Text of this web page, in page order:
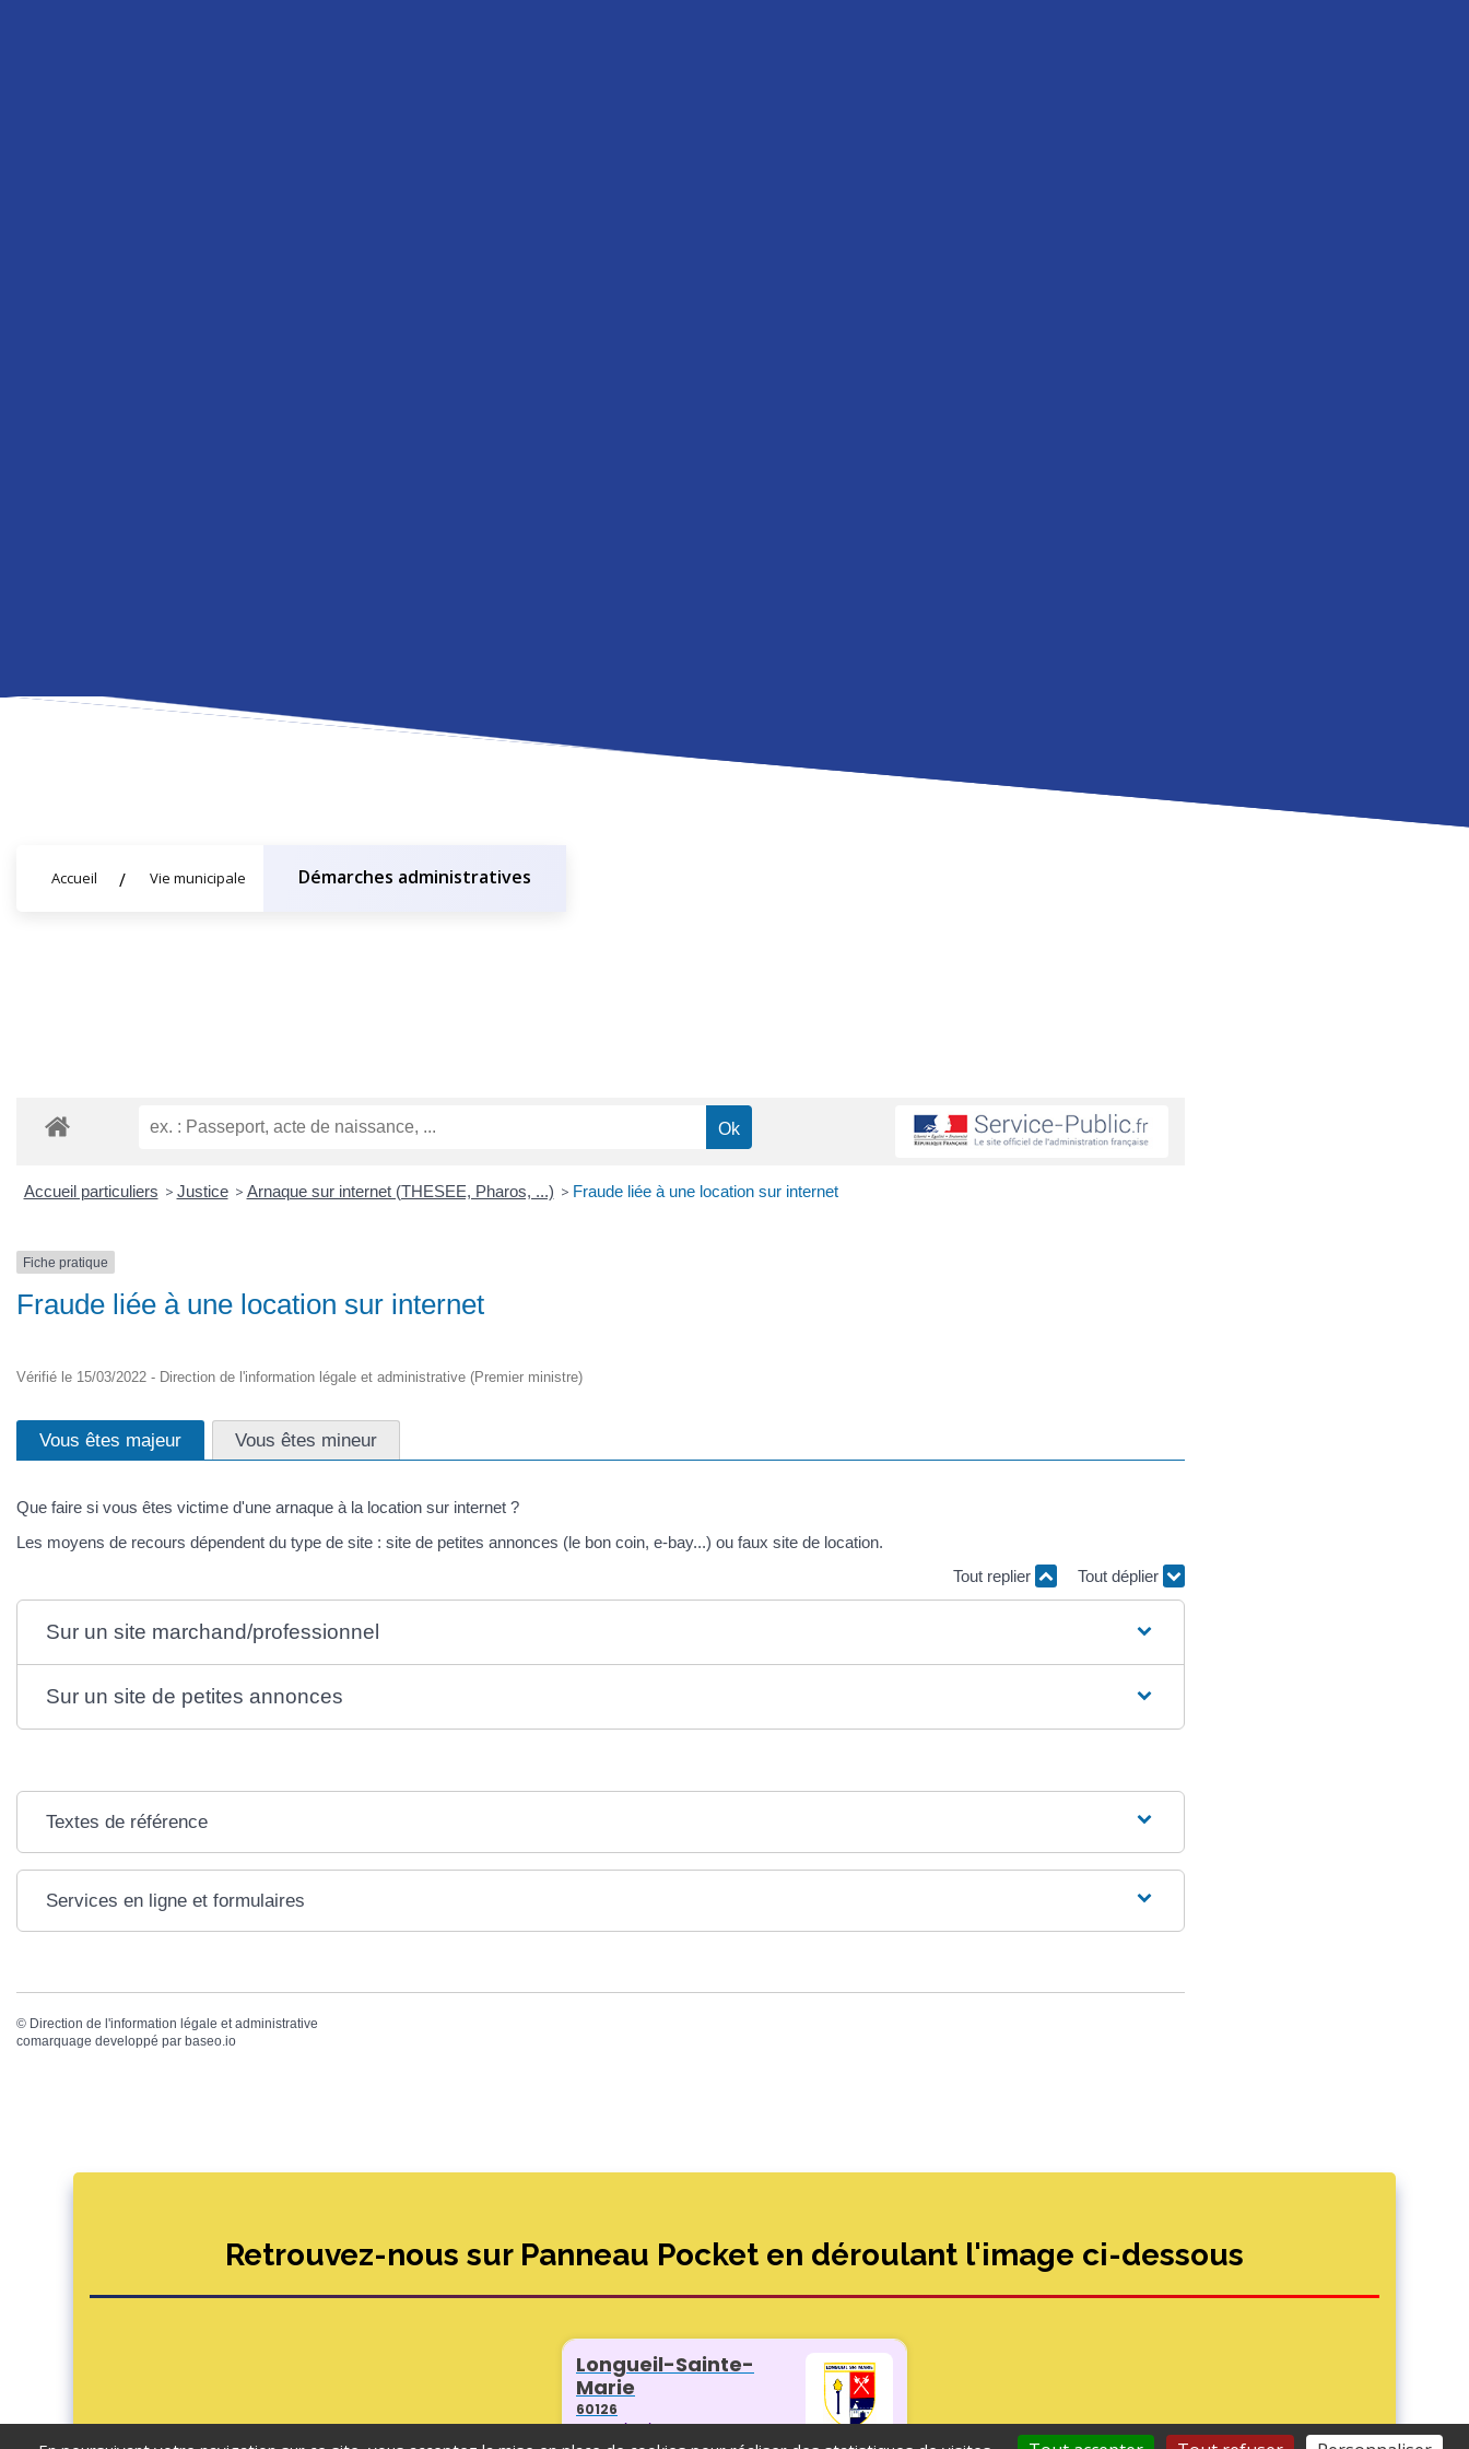
Accueil Vie municipale Démarches administratives
Accueil particuliers > Justice > Arnaque sur internet (THESEE, Pharos, ...) > Fraude liée à une location sur internet
Fiche pratique
Fraude liée à une location sur internet
Vérifié le 15/03/2022 - Direction de l'information légale et administrative (Premier ministre)
Vous êtes majeur Vous êtes mineur
Que faire si vous êtes victime d'une arnaque à la location sur internet ?
Les moyens de recours dépendent du type de site : site de petites annonces (le bon coin, e-bay...) ou faux site de location.
Tout replier
Tout déplier
Sur un site marchand/professionnel
Sur un site de petites annonces
Textes de référence
Services en ligne et formulaires
© Direction de l'information légale et administrative
comarquage developpé par baseo.io
Retrouvez-nous sur Panneau Pocket en déroulant l'image ci-dessous